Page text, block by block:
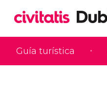
Guía turística